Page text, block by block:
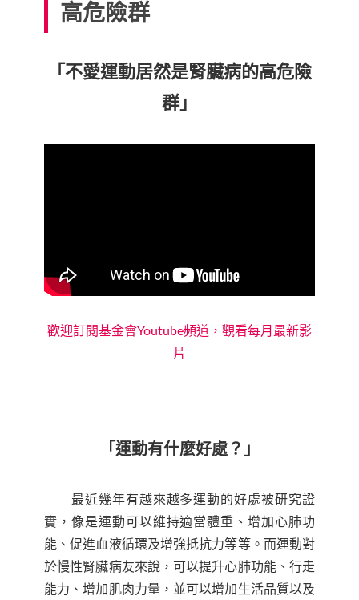
高危險群
「不愛運動居然是腎臟病的高危險
群」
歡迎訂閱基金會Youtube頻道，觀看每月最新影
片
「運動有什麼好處？」
最近幾年有越來越多運動的好處被研究證
實，像是運動可以維持適當體重、增加心肺功
能、促進血液循環及增強抵抗力等等。而運動對
於慢性腎臟病友來說，可以提升心肺功能、行走
能力、增加肌肉力量，並可以增加生活品質以及